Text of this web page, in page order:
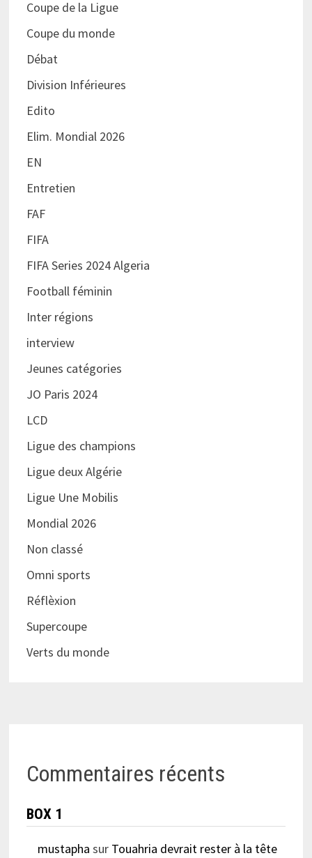
Coupe de la Ligue
Coupe du monde
Débat
Division Inférieures
Edito
Elim. Mondial 2026
EN
Entretien
FAF
FIFA
FIFA Series 2024 Algeria
Football féminin
Inter régions
interview
Jeunes catégories
JO Paris 2024
LCD
Ligue des champions
Ligue deux Algérie
Ligue Une Mobilis
Mondial 2026
Non classé
Omni sports
Réflèxion
Supercoupe
Verts du monde
Commentaires récents
BOX 1
mustapha sur Touahria devrait rester à la tête